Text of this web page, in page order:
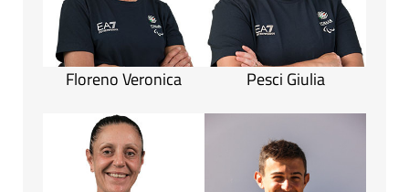
Floreno Veronica Pesci Giulia